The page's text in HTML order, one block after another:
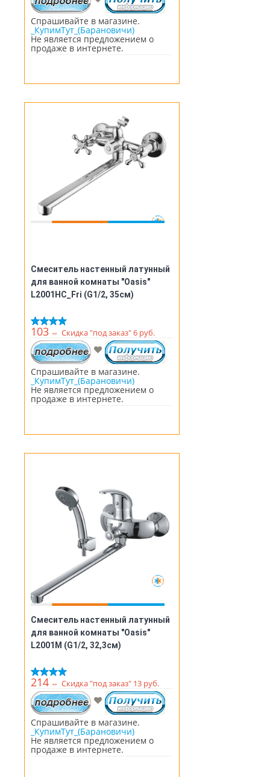
Спрашивайте в магазине.
_КупимТут_(Барановичи)
Не является предложением о
продаже в интернете.
Смеситель настенный латунный
для ванной комнаты "Oasis"
L2001HC_Fri (G1/2, 35см)
103 ⇔ Скидка "под заказ" 6 руб.
Спрашивайте в магазине.
_КупимТут_(Барановичи)
Не является предложением о
продаже в интернете.
Смеситель настенный латунный
для ванной комнаты "Oasis"
L2001M (G1/2, 32,3см)
214 ⇔ Скидка "под заказ" 13 руб.
Спрашивайте в магазине.
_КупимТут_(Барановичи)
Не является предложением о
продаже в интернете.